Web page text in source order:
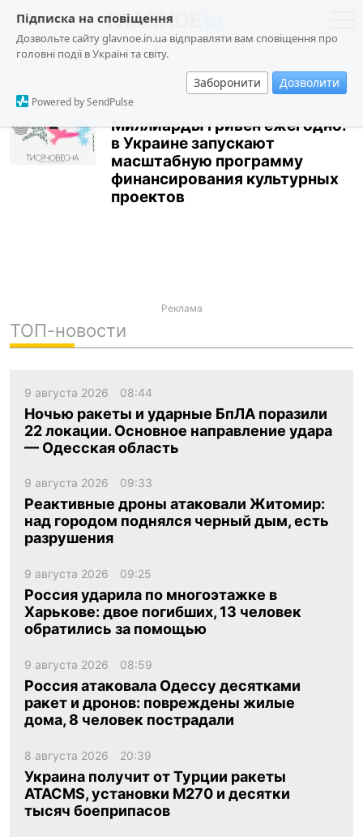
Підписка на сповіщення
Дозвольте сайту glavnoe.in.ua відправляти вам сповіщення про
головні події в Україні та світу.
Заборонити Дозволити
Powered by SendPulse
новости
о проекте
общество
происшествия
криминал
gambling
ua ru en
культура
6 июня 2026
Миллиарды гривен ежегодно:
в Украине запускают
масштабную программу
финансирования культурных
проектов
Реклама
ТОП-новости
9 августа 2026 08:44
Ночью ракеты и ударные БпЛА поразили
22 локации. Основное направление удара
— Одесская область
9 августа 2026 09:33
Реактивные дроны атаковали Житомир:
над городом поднялся черный дым, есть
разрушения
9 августа 2026 09:25
Россия ударила по многоэтажке в
Харькове: двое погибших, 13 человек
обратились за помощью
9 августа 2026 08:59
Россия атаковала Одессу десятками
ракет и дронов: повреждены жилые
дома, 8 человек пострадали
8 августа 2026 20:39
Украина получит от Турции ракеты
ATACMS, установки M270 и десятки
тысяч боеприпасов